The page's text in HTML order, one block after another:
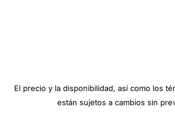
El precio y la disponibilidad, así como los
están sujetos a cambios sin